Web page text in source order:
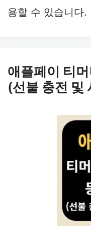
용할 수 있습니다
애플페이 티
(선불 충전 및